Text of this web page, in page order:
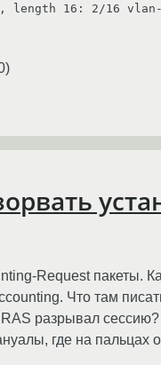
1, length 16: 2/16
)
Request пакеты.
Что там
разрывал
где на пальцах